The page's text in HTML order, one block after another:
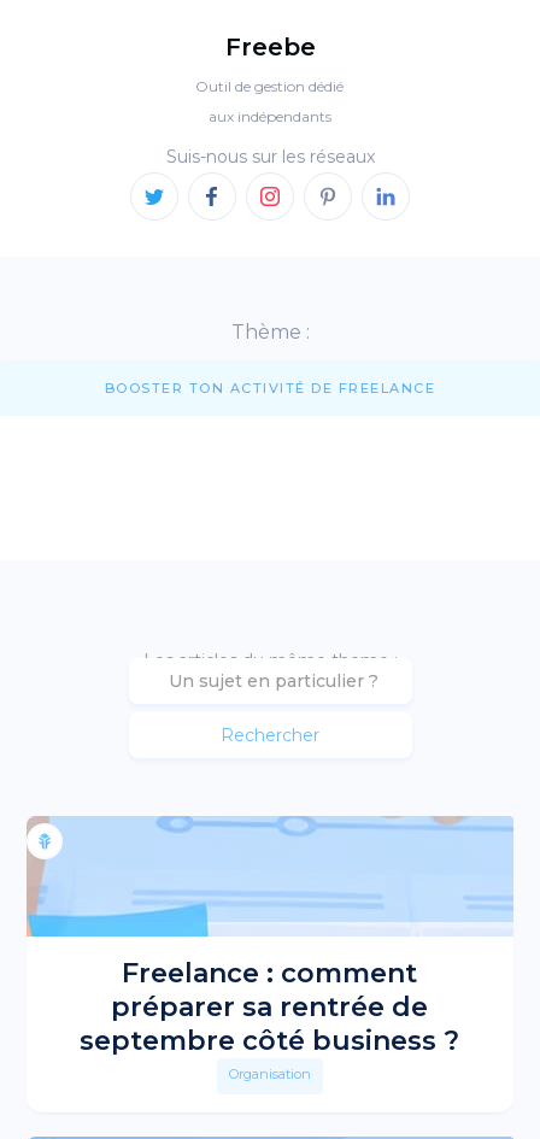
Freebe
Outil de gestion dédié
aux indépendants
Suis-nous sur les réseaux
Thème :
BOOSTER TON ACTIVITÉ DE FREELANCE
Les articles du même theme :
Freelance : comment
préparer sa rentrée de
septembre côté business ?
Organisation